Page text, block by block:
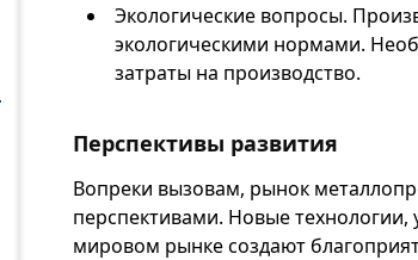
Экологические вопросы.
экологическими нормами.
затраты на производство.
Перспективы развития
Вопреки вызовам, рынок
перспективами. Новые технологии,
мировом рынке создают